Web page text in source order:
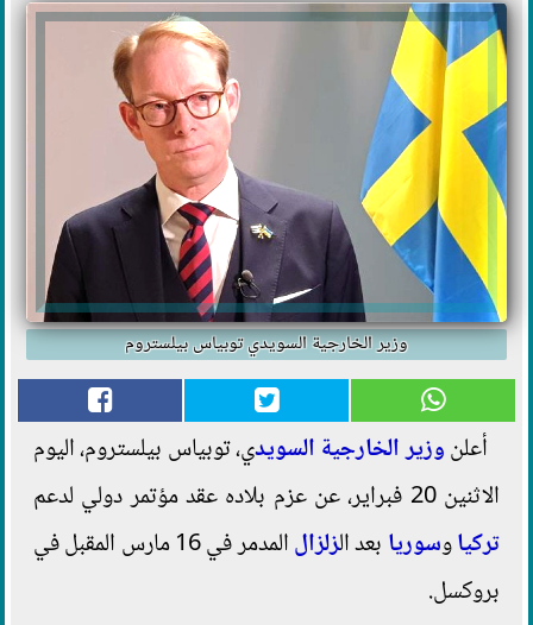
وزير الخارجية السويدي توبياس بيلستروم
أعلنوزير الخارجية السويدي، توبياس بيلستروم، اليوم
الاثنين 20 فبراير، عن عزم بلاده عقد مؤتمر دولي لدعم
تركياوسوريا بعد الزلزال
المدمر في 16 مارس المقبل في
بروكسل.